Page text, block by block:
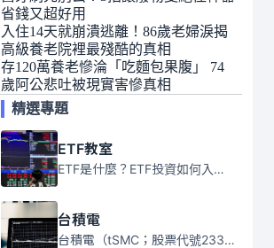
省錢又超好用
入住14天就崩潰逃離！86歲老婦淚揭
高級養老院裡最殘酷的真相
存120萬養老慘淪「吃麵包果腹」 74
歲阿公悲吐被現實害慘真相
精選專題
ETF教室
ETF是什麼？ETF投資如何入門？本系列專題文章將會告訴你新手必須知道的ETF基礎知識。
台積電
台積電（tSMC；股票代號2330）是全球領先的半導體代工公司，成立於1987年，總部位於台灣新竹。且已於美國、日本、德國及中國設廠，台積電是全球首家專業積體電路製造服務公司，也是全球最先進和最大規模的半導體代工廠。